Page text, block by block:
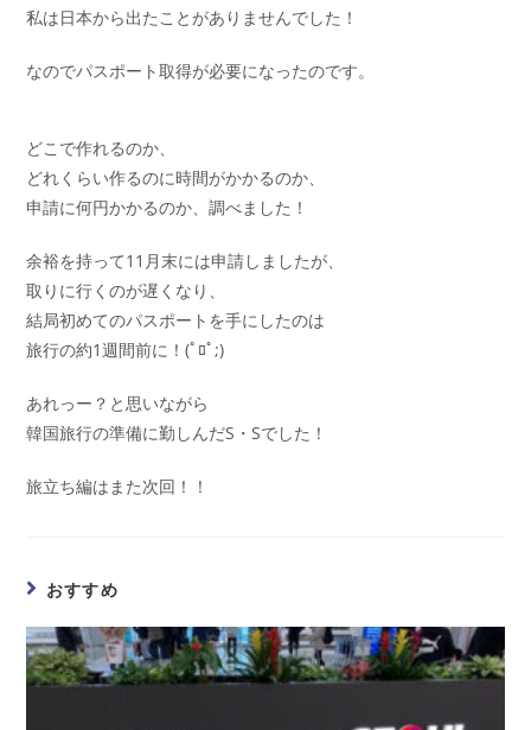
私は日本から出たことがありませんでした！
なのでパスポート取得が必要になったのです。
どこで作れるのか、
どれくらい作るのに時間がかかるのか、
申請に何円かかるのか、調べました！
余裕を持って11月末には申請しましたが、
取りに行くのが遅くなり、
結局初めてのパスポートを手にしたのは
旅行の約1週間前に！(ﾟﾛﾟ;)
あれっー？と思いながら
韓国旅行の準備に勤しんだS・Sでした！
旅立ち編はまた次回！！
おすすめ